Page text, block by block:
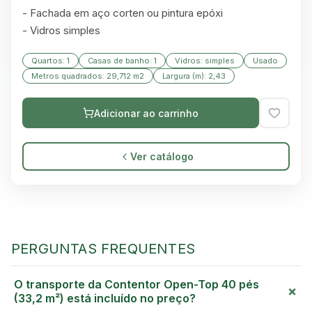
- Fachada em aço corten ou pintura epóxi
- Vidros simples
Quartos: 1 Casas de banho: 1 Vidros: simples
Usado
Metros quadrados: 29,712 m2
Largura (m): 2,43
Adicionar ao carrinho
Ver catálogo
PERGUNTAS FREQUENTES
O transporte da Contentor Open-Top 40 pés
(33,2 m²) está incluído no preço?
+